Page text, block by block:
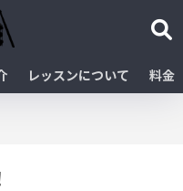
レッスンについて 料金